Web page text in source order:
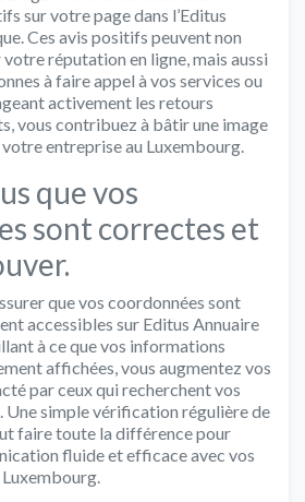
sur votre page dans l’Editus
Ces avis positifs peuvent non
réputation en ligne, mais aussi
à faire appel à vos services ou
activement les retours
vous contribuez à bâtir une image
entreprise au Luxembourg.
que vos
sont correctes et
que vos coordonnées sont
accessibles sur Editus Annuaire
à ce que vos informations
affichées, vous augmentez vos
par ceux qui recherchent vos
Une simple vérification régulière de
faire toute la différence pour
fluide et efficace avec vos